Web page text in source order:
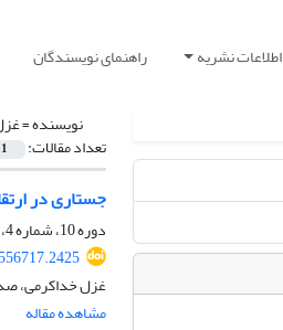
اطلاعات نشریه راهنمای نویسندگان
نویسنده =
تعداد مقالات: 1
جستاری در
دوره 10، شماره 4، زمستان 1404، صفحه
غزل خداکرمى،
مشاهده مقاله